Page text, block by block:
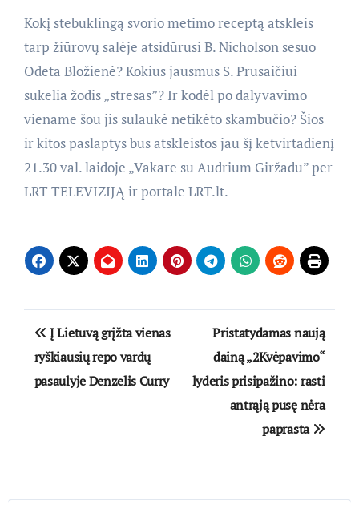
Kokį stebuklingą svorio metimo receptą atskleis
tarp žiūrovų salėje atsidūrusi B. Nicholson sesuo
Odeta Bložienė? Kokius jausmus S. Prūsaičiui
sukelia žodis „stresas”? Ir kodėl po dalyvavimo
viename šou jis sulaukė netikėto skambučio? Šios
ir kitos paslaptys bus atskleistos jau šį ketvirtadienį
21.30 val. laidoje „Vakare su Audrium Giržadu” per
LRT TELEVIZIJĄ ir portale LRT.lt.
Navigacija
tarp
įrašų
Į Lietuvą grįžta vienas
ryškiausių repo vardų
pasaulyje Denzelis Curry
Pristatydamas naują
dainą „2Kvėpavimo“
lyderis prisipažino: rasti
antrąją pusę nėra
paprasta